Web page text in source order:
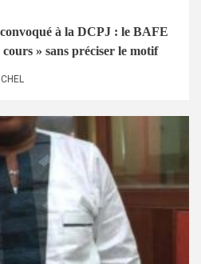
à la DCPJ : le BAFE
» sans préciser le motif